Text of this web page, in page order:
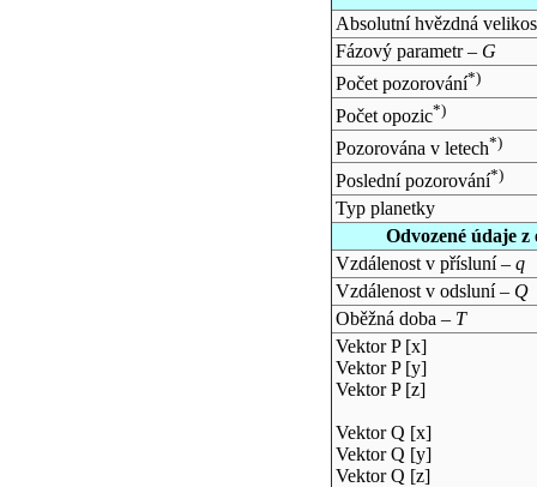
Absolutní hvězdná
Fázový parametr – G
Počet pozorování*)
Počet opozic*)
Pozorována v letech*)
Poslední pozorování*)
Typ planetky
Odvozené údaje
Vzdálenost v přísluní – q
Vzdálenost v odsluní – Q
Oběžná doba – T
Vektor P [x]
Vektor P [y]
Vektor P [z]
Vektor Q [x]
Vektor Q [y]
Vektor Q [z]